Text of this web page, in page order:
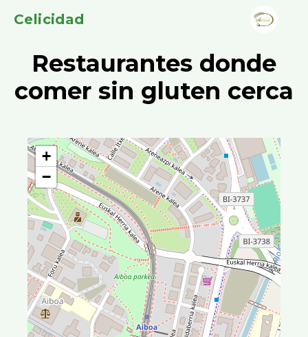
Celicidad
Restaurantes donde
comer sin gluten cerca
+
−